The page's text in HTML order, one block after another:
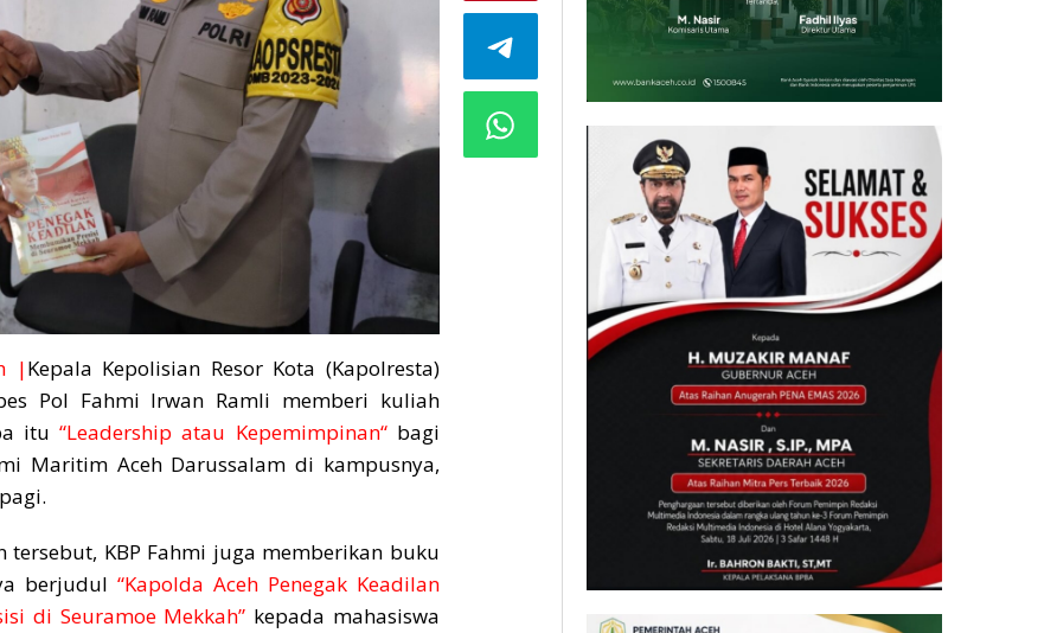
|Kepala Kepolisian Resor Kota (Kapolresta)
Pol Fahmi Irwan Ramli memberi kuliah
itu“Leadership atau Kepemimpinan“bagi
Maritim Aceh Darussalam di kampusnya,
tersebut, KBP Fahmi juga memberikan buku
berjudul “Kapolda Aceh Penegak Keadilan
di Seuramoe Mekkah” kepada mahasiswa